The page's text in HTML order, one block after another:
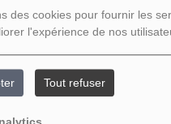
des cookies pour fournir les
l'expérience de nos
Tout refuser